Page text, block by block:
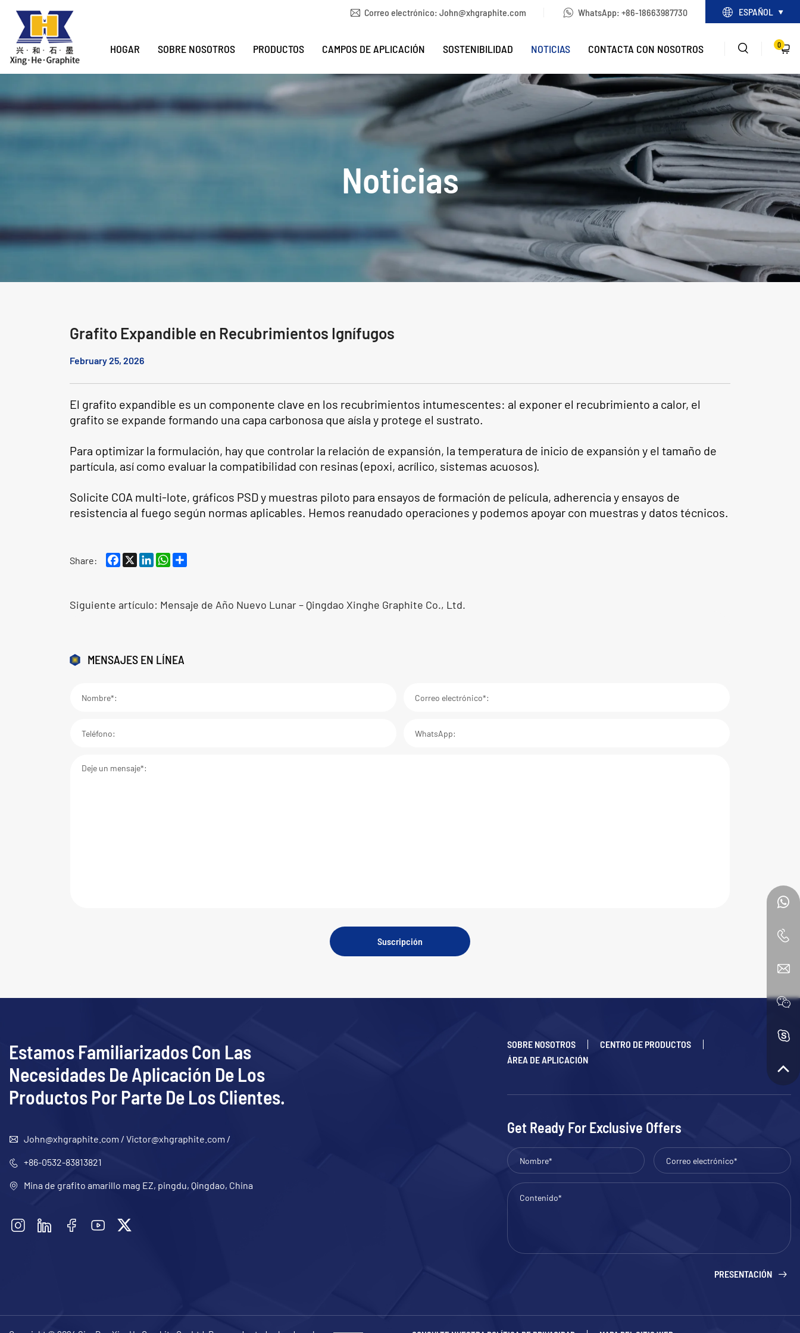
Correo electrónico: John@xhgraphite.com WhatsApp: +86-18663987730 ESPAÑOL
0
HOGAR SOBRE NOSOTROS PRODUCTOS CAMPOS DE APLICACIÓN SOSTENIBILIDAD NOTICIAS CONTACTA CON NOSOTROS
Noticias
Grafito Expandible en Recubrimientos Ignífugos
February 25, 2026
El grafito expandible es un componente clave en los recubrimientos intumescentes: al exponer el recubrimiento a calor, el
grafito se expande formando una capa carbonosa que aísla y protege el sustrato.
Para optimizar la formulación, hay que controlar la relación de expansión, la temperatura de inicio de expansión y el tamaño de
partícula, así como evaluar la compatibilidad con resinas (epoxi, acrílico, sistemas acuosos).
Solicite COA multi-lote, gráficos PSD y muestras piloto para ensayos de formación de película, adherencia y ensayos de
resistencia al fuego según normas aplicables. Hemos reanudado operaciones y podemos apoyar con muestras y datos técnicos.
Share: Facebook
X LinkedInWhatsApp
Siguiente artículo: Mensaje de Año Nuevo Lunar – Qingdao Xinghe Graphite Co., Ltd.
MENSAJES EN LÍNEA
Nombre*: Correo electrónico*:
Teléfono: WhatsApp:
Deje un mensaje*:
Suscripción
Estamos Familiarizados Con Las
Necesidades De Aplicación De Los
Productos Por Parte De Los Clientes.
John@xhgraphite.com / Victor@xhgraphite.com /
+86-0532-83813821
Mina de grafito amarillo mag EZ, pingdu, Qingdao, China
SOBRE NOSOTROS
CENTRO DE PRODUCTOS
ÁREA DE APLICACIÓN
Get Ready For Exclusive Offers
PRESENTACIÓN